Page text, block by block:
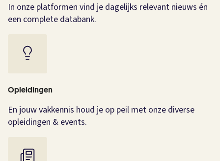
In onze platformen vind je dagelijks relevant nieuws én
een complete databank.
Opleidingen
En jouw vakkennis houd je op peil met onze diverse
opleidingen & events.